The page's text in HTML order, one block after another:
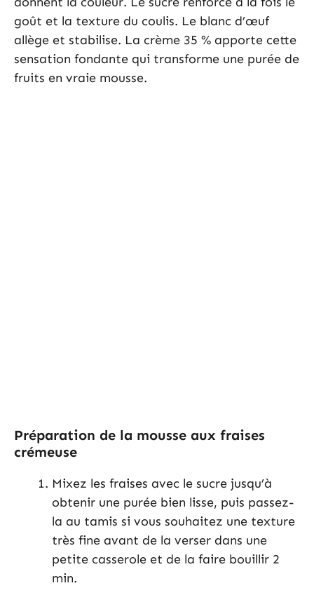
goût et la texture du coulis. Le blanc d’œuf
allège et stabilise. La crème 35 % apporte cette
sensation fondante qui transforme une purée de
fruits en vraie mousse.
Préparation de la mousse aux fraises
crémeuse
Mixez les fraises avec le sucre jusqu’à
obtenir une purée bien lisse, puis passez-
la au tamis si vous souhaitez une texture
très fine avant de la verser dans une
petite casserole et de la faire bouillir 2
min.